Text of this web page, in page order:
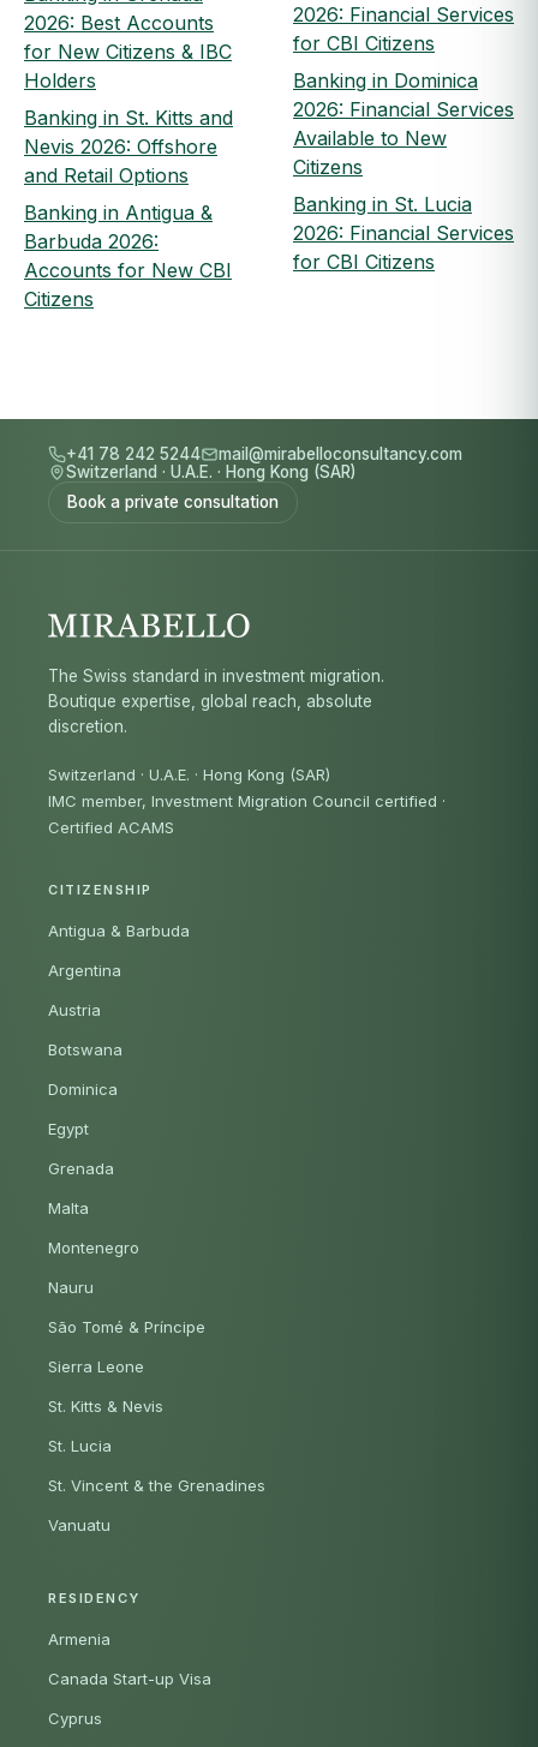
2026: Best Accounts
for New Citizens & IBC
Holders
Banking in St. Kitts and
Nevis 2026: Offshore
and Retail Options
Banking in Antigua &
Barbuda 2026:
Accounts for New CBI
Citizens
2026: Financial Services
for CBI Citizens
Banking in Dominica
2026: Financial Services
Available to New
Citizens
Banking in St. Lucia
2026: Financial Services
for CBI Citizens
+41 78 242 5244
mail@mirabelloconsultancy.com
Switzerland · U.A.E. · Hong Kong (SAR)
Book a private consultation
The Swiss standard in investment migration.
Boutique expertise, global reach, absolute
discretion.
Switzerland · U.A.E. · Hong Kong (SAR)
IMC member, Investment Migration Council certified ·
Certified ACAMS
CITIZENSHIP
Antigua & Barbuda
Argentina
Austria
Botswana
Dominica
Egypt
Grenada
Malta
Montenegro
Nauru
São Tomé & Príncipe
Sierra Leone
St. Kitts & Nevis
St. Lucia
St. Vincent & the Grenadines
Vanuatu
RESIDENCY
Armenia
Canada Start-up Visa
Cyprus